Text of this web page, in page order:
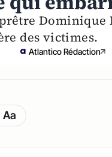
des victimes.
Atlantico Rédaction
Aa